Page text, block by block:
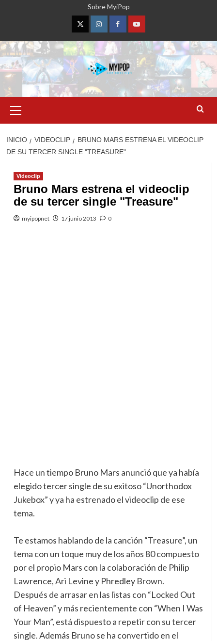
Sobre MyiPop
TwitterInstagramFacebookYouTube
primario
INICIO VIDEOCLIP
BRUNO MARS ESTRENA EL VIDEOCLIP
DE SU TERCER SINGLE "TREASURE"
Videoclip
Bruno Mars estrena el videoclip
de su tercer single "Treasure"
myipopnet 17 junio 2013 0
Hace un tiempo Bruno Mars anunció que ya había
elegido tercer single de su exitoso “Unorthodox
Jukebox” y ya ha estrenado el videoclip de ese
tema.
Te estamos hablando de la canción “Treasure”, un
tema con un toque muy de los años 80 compuesto
por el propio Mars con la colaboración de Philip
Lawrence, Ari Levine y Phredley Brown.
Después de arrasar en las listas con “Locked Out
of Heaven” y más recientemente con “When I Was
Your Man”, está dispuesto a repetir con su tercer
single. Además Bruno se ha convertido en el